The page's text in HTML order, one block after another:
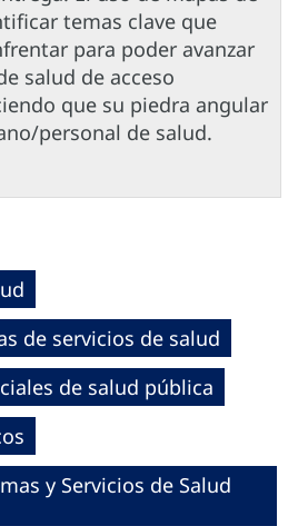
temas clave que
para poder avanzar
salud de acceso
que su piedra angular
personal de salud.
de servicios de salud
de salud pública
y Servicios de Salud